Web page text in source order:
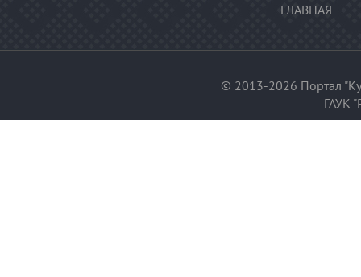
ГЛАВНАЯ
© 2013-2026 Портал
ГАУК